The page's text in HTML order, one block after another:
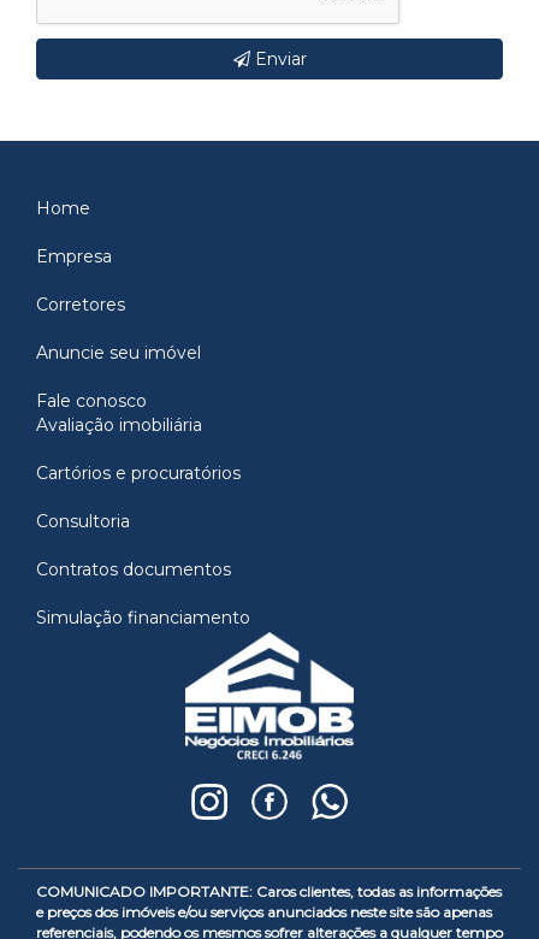
Enviar
Home
Empresa
Corretores
Anuncie seu imóvel
Fale conosco
Avaliação imobiliária
Cartórios e procuratórios
Consultoria
Contratos documentos
Simulação financiamento
COMUNICADO IMPORTANTE: Caros clientes, todas as informações
e preços dos imóveis e/ou serviços anunciados neste site são apenas
referenciais, podendo os mesmos sofrer alterações a qualquer tempo